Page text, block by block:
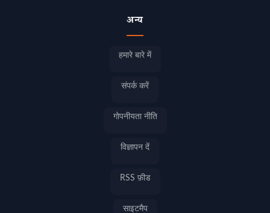
अन्य
हमारे बारे में
संपर्क करें
गोपनीयता नीति
विज्ञापन दें
RSS फ़ीड
साइटमैप